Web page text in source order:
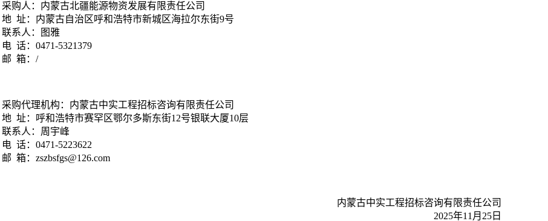
采购人：内蒙古北疆能源物资发展有限责任公司
地 址：内蒙古自治区呼和浩特市新城区海拉尔东街9号
联系人：图雅
电 话：0471-5321379
邮 箱：/
采购代理机构：内蒙古中实工程招标咨询有限责任公司
地 址：呼和浩特市赛罕区鄂尔多斯东街12号银联大厦10层
联系人：周宇峰
电 话：0471-5223622
邮 箱：zszbsfgs@126.com
内蒙古中实工程招标咨询有限责任公司
2025年11月25日